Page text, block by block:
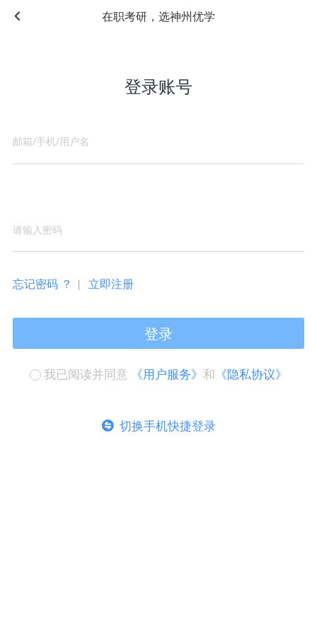
在职考研，选神州优学
登录账号
忘记密码 ？ | 立即注册
登录
我已阅读并同意 《用户服务》 和 《隐私协议》
切换手机快捷登录